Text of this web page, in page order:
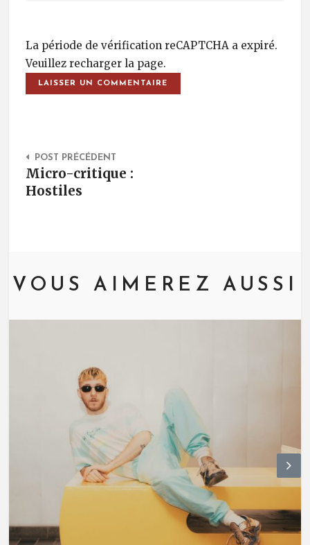
La période de vérification reCAPTCHA a expiré.
Veuillez recharger la page.
Post Navigation
POST PRÉCÉDENT
Micro-critique :
Hostiles
VOUS AIMEREZ AUSSI
N
ex
t